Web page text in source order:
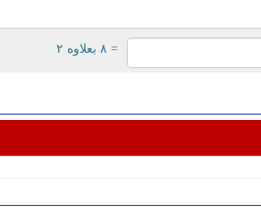
= ۸ بعلاوه ۲